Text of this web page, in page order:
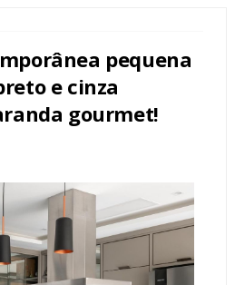
pequena
e cinza
gourmet!